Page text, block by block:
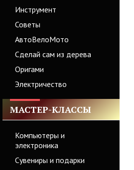
Инструмент
Советы
АвтоВелоМото
Сделай сам из дерева
Оригами
Электричество
МАСТЕР-КЛАССЫ
Компьютеры и
электроника
Сувениры и подарки